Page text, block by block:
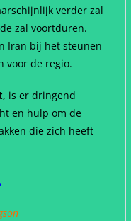
verder zal
zal voortduren.
Iran bij het steunen
voor de regio.
is er dringend
en hulp om de
die zich heeft